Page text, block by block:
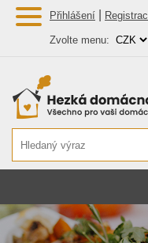
Přihlášení
Zvolte menu: